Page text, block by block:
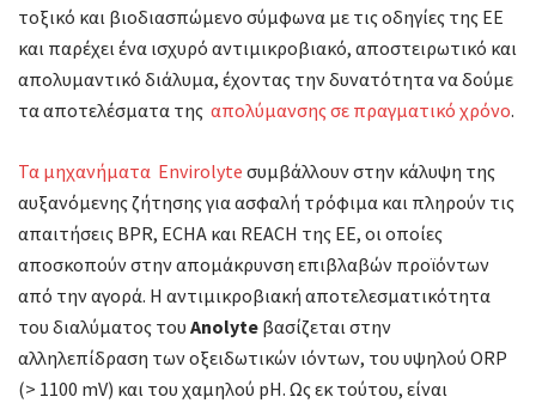
τοξικό και βιοδιασπώμενο σύμφωνα με τις οδηγίες της ΕΕ
και παρέχει ένα ισχυρό αντιμικροβιακό, αποστειρωτικό και
απολυμαντικό διάλυμα, έχοντας την δυνατότητα να δούμε
τα αποτελέσματα της απολύμανσης σε πραγματικό χρόνο.
Τα μηχανήματα Envirolyte συμβάλλουν στην κάλυψη της
αυξανόμενης ζήτησης για ασφαλή τρόφιμα και πληρούν τις
απαιτήσεις BPR, ECHA και REACH της ΕΕ, οι οποίες
αποσκοπούν στην απομάκρυνση επιβλαβών προϊόντων
από την αγορά. Η αντιμικροβιακή αποτελεσματικότητα
του διαλύματος του Anolyte βασίζεται στην
αλληλεπίδραση των οξειδωτικών ιόντων, του υψηλού ORP
(> 1100 mV) και του χαμηλού pH. Ως εκ τούτου, είναι